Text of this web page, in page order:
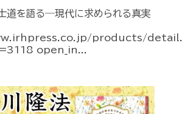
道を語る―現代に求められる真実
products/
open_in...